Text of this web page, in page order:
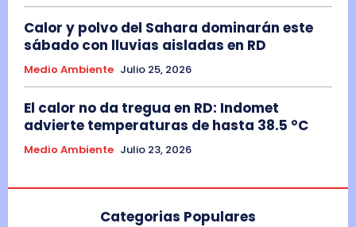
Calor y polvo del Sahara dominarán este
sábado con lluvias aisladas en RD
Medio Ambiente Julio 25, 2026
El calor no da tregua en RD: Indomet
advierte temperaturas de hasta 38.5 °C
Medio Ambiente Julio 23, 2026
Categorias Populares